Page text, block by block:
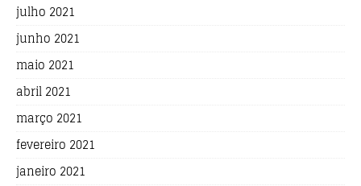
julho 2021
junho 2021
maio 2021
abril 2021
março 2021
fevereiro 2021
janeiro 2021